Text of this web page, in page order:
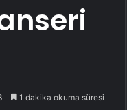
1 dakika okuma süresi